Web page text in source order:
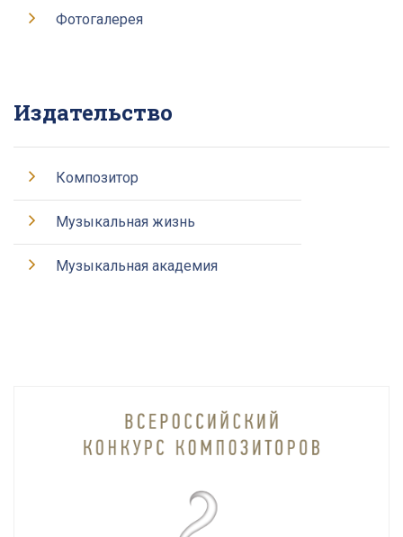
Фотогалерея
Издательство
Композитор
Музыкальная жизнь
Музыкальная академия